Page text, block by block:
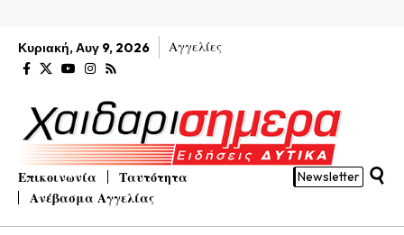
Κυριακή, Αυγ 9, 2026 Αγγελίες
Επικοινωνία
Ταυτότητα
Ανέβασμα Αγγελίας
Newsletter